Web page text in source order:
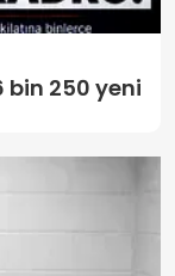
bin 250 yeni